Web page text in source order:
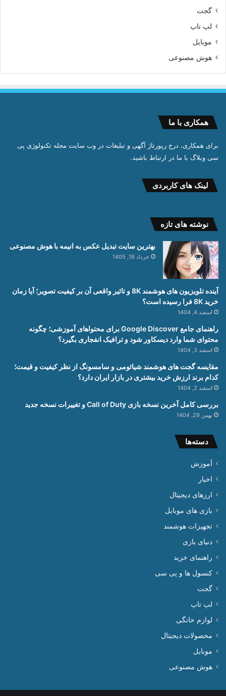
گجت
لپ تاپ
موبایل
هوش مصنوعی
همکاری با ما
برای همکاری، درج رپورتاژ آگهی و تبلیغات در وب سایت مجله تکنولوژی پی
سی وبلاگ با ما در ارتباط باشید.
لینک های کاربردی
نوشته های تازه
بهترین سایت تبدیل عکس به انیمه با هوش مصنوعی
خرداد 18, 1405
آینده تلویزیون های هوشمند 8K و تاثیر واقعی آن بر کیفیت تصویر؛ آیا زمان
خرید 8K فرا رسیده است؟
اسفند 4, 1404
راهنمای جامع Google Discover برای محتواهای آموزشی؛ چگونه
محتوای شما وارد دیسکاور شود و ترافیک انفجاری بگیرد؟
اسفند 3, 1404
مقایسه گجت های هوشمند شیائومی و سامسونگ از نظر کیفیت و قیمت؛
کدام برند ارزش خرید بیشتری در بازار ایران دارد؟
اسفند 2, 1404
بررسی کامل آخرین نسخه بازی Call of Duty و تغییرات نسخه جدید
بهمن 29, 1404
دسته‌ها
آموزش
اخبار
ارزهای دیجیتال
بازی های موبایل
تجهیزات هوشمند
دنیای بازی
راهنمای خرید
کنسول ها و پی سی
گجت
لپ تاپ
لوازم خانگی
محصولات دیجیتال
موبایل
هوش مصنوعی